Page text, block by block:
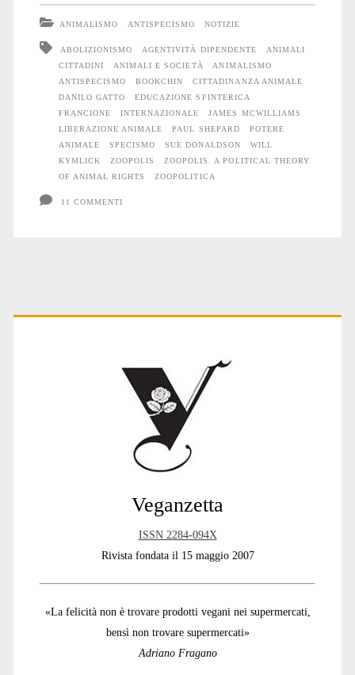
ANIMALISMO ANTISPECISMO NOTIZIE
ABOLIZIONISMO AGENTIVITÀ DIPENDENTE
ANIMALI
CITTADINI
ANIMALI E SOCIETÀ
ANIMALISMO
ANTISPECISMO
BOOKCHIN
CITTADINANZA ANIMALE
DANILO GATTO
EDUCAZIONE SFINTERICA
FRANCIONE
INTERNAZIONALE
JAMES MCWILLIAMS
LIBERAZIONE ANIMALE
PAUL SHEPARD
POTERE
ANIMALE
SPECISMO SUE DONALDSON
WILL
KYMLICK
ZOOPOLIS
ZOOPOLIS. A POLITICAL THEORY
OF ANIMAL RIGHTS
ZOOPOLITICA
11 COMMENTI
Primary
Veganzetta
ISSN 2284-094X
Rivista fondata il 15 maggio 2007
«La felicità non è trovare prodotti vegani nei supermercati,
bensì non trovare supermercati»
Adriano Fragano